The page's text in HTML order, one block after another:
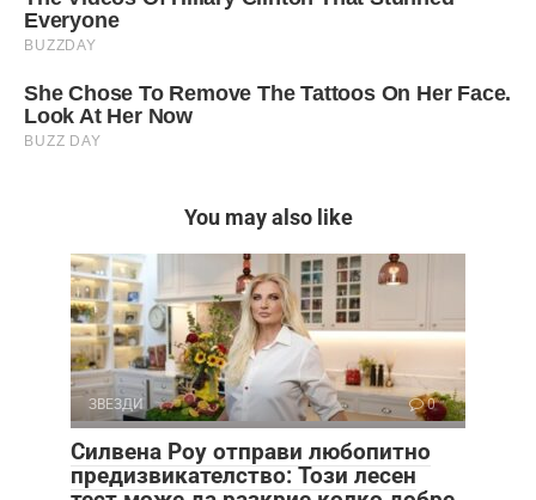
You may also like
ЗВЕЗДИ 0
Силвена Роу отправи любопитно
предизвикателство: Този лесен